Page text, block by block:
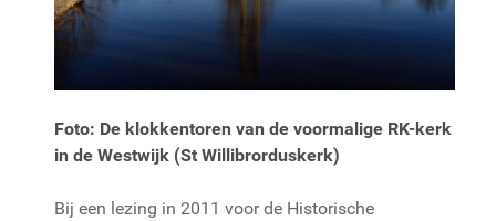
Foto: De klokkentoren van de voormalige RK-kerk
in de Westwijk (St Willibrorduskerk)
Bij een lezing in 2011 voor de Historische